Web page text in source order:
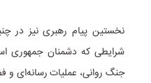
نخستین پیام رهبری نیز در
شرایطی که دشمنان جمهوری
جنگ روانی، عملیات رسانه‌ای و